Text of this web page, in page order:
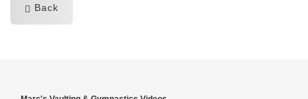
Back